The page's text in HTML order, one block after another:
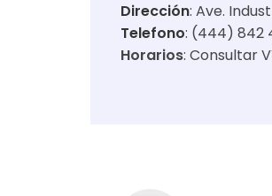
Dirección: Ave.
Telefono: (444) 842
Horarios: Consultar